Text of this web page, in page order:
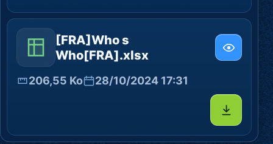
[FRA]Who s
Who[FRA].xlsx
206,55 Ko 28/10/2024 17:31